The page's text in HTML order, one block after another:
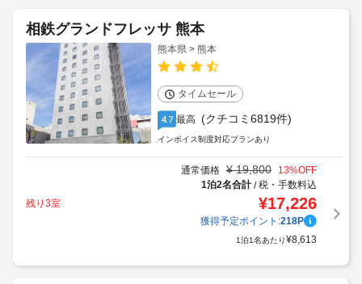
相鉄グランドフレッサ 熊本
熊本県 > 熊本
タイムセール
4.7 最高 (クチコミ6819件)
インボイス制度対応プランあり
通常価格 ¥ 19,800 13%OFF
1泊2名合計/税・手数料込
残り3室
¥17,226
獲得予定ポイント:218P
1泊1名あたり¥8,613